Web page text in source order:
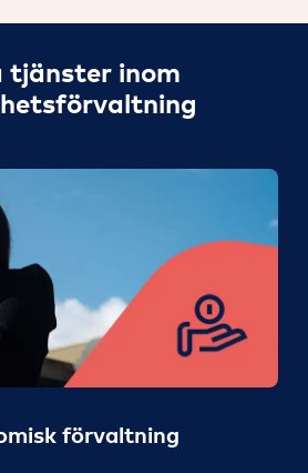
tjänster inom
förvaltning